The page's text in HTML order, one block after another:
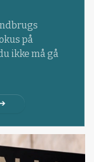
på
ikke må gå